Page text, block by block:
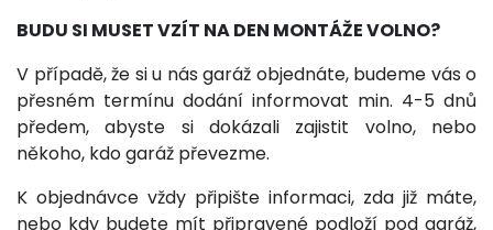
BUDU SI MUSET VZÍT NA DEN MONTÁŽE VOLNO?
V případě, že si u nás garáž objednáte, budeme vás o
přesném termínu dodání informovat min. 4-5 dnů
předem, abyste si dokázali zajistit volno, nebo
někoho, kdo garáž převezme.
K objednávce vždy připište informaci, zda již máte,
nebo kdy budete mít připravené podloží pod garáž,